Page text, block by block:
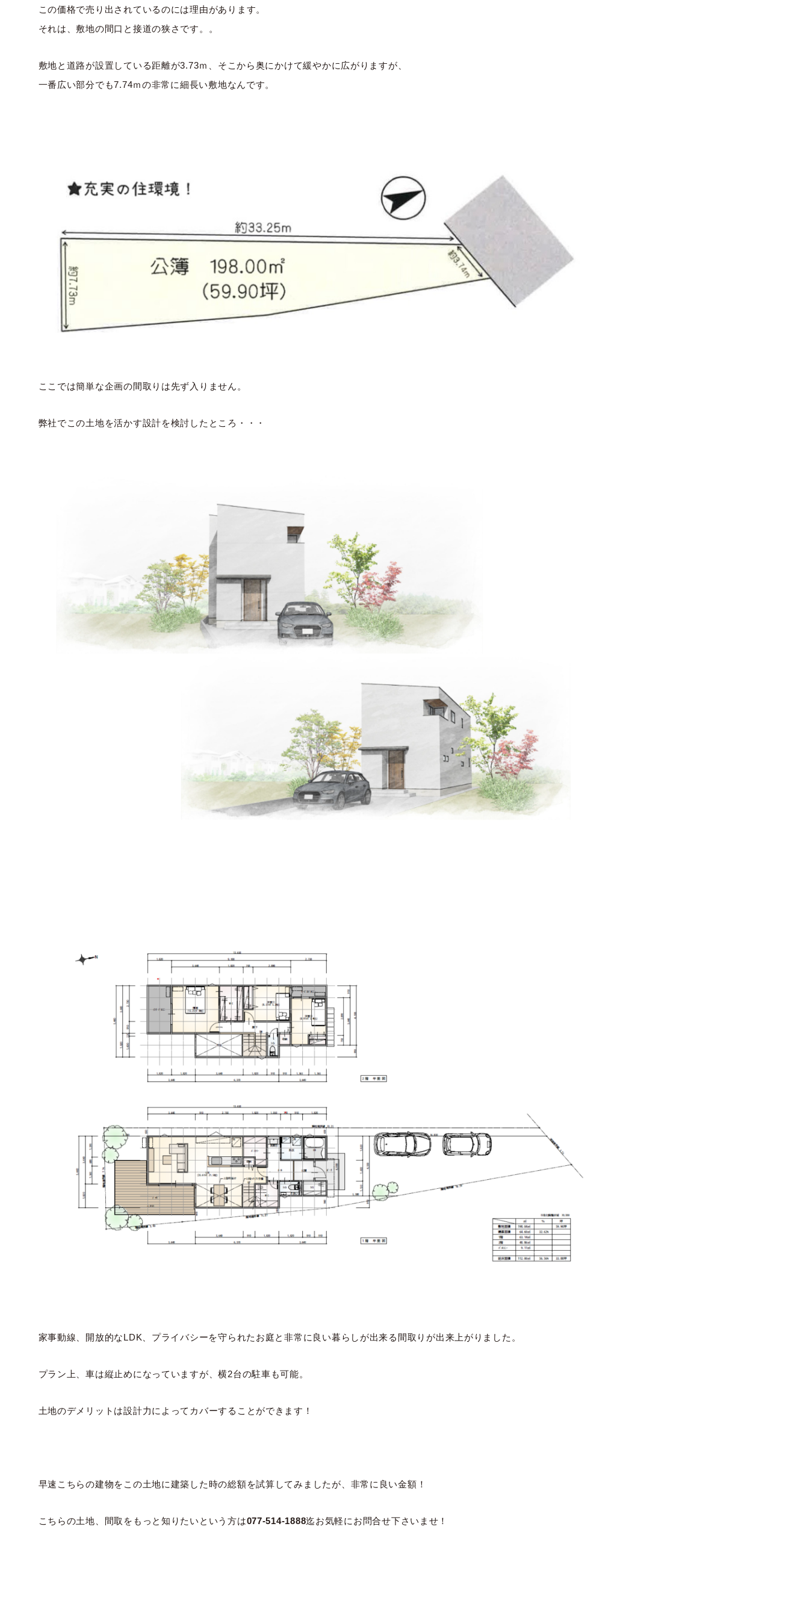
この価格で売り出されているのには理由があります。
それは、敷地の間口と接道の狭さです。。
敷地と道路が設置している距離が3.73ｍ、そこから奥にかけて緩やかに広がりますが、
一番広い部分でも7.74ｍの非常に細長い敷地なんです。
ここでは簡単な企画の間取りは先ず入りません。
弊社でこの土地を活かす設計を検討したところ・・・
家事動線、開放的なLDK、プライバシーを守られたお庭と非常に良い暮らしが出来る間取りが出来上がりました。
プラン上、車は縦止めになっていますが、横2台の駐車も可能。
土地のデメリットは設計力によってカバーすることができます！
早速こちらの建物をこの土地に建築した時の総額を試算してみましたが、非常に良い金額！
こちらの土地、間取をもっと知りたいという方は077-514-1888迄お気軽にお問合せ下さいませ！